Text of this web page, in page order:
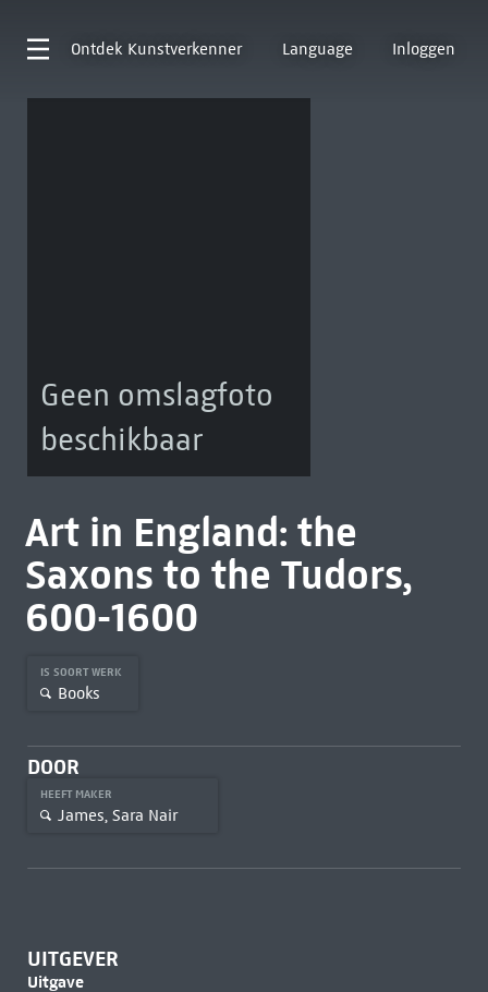
Ontdek Kunstverkenner Language Inloggen
Geen omslagfoto
beschikbaar
Art in England: the
Saxons to the Tudors,
600-1600
IS SOORT WERK
Books
DOOR
HEEFT MAKER
James, Sara Nair
UITGEVER
Uitgave